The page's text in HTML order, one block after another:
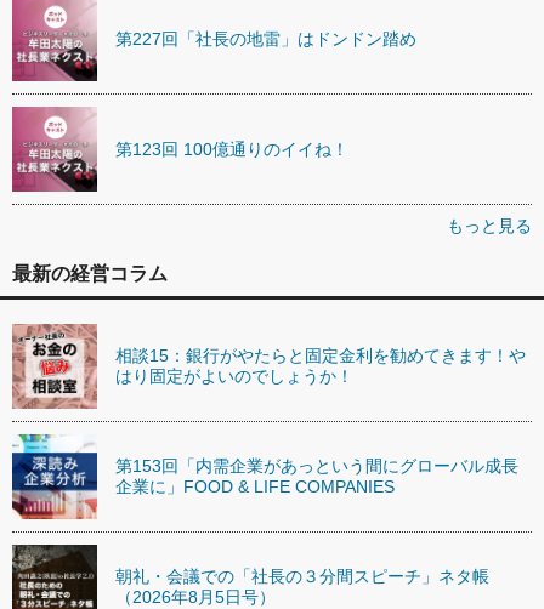
第227回「社長の地雷」はドンドン踏め
第123回 100億通りのイイね！
もっと見る
最新の経営コラム
相談15：銀行がやたらと固定金利を勧めてきます！や
はり固定がよいのでしょうか！
第153回「内需企業があっという間にグローバル成長
企業に」FOOD & LIFE COMPANIES
朝礼・会議での「社長の３分間スピーチ」ネタ帳
（2026年8月5日号）